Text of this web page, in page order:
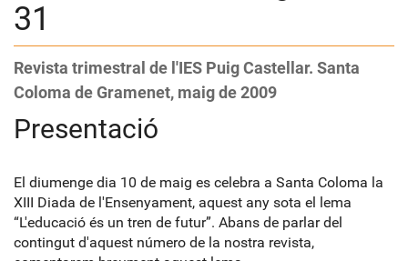
31
Revista trimestral de l'IES Puig Castellar. Santa
Coloma de Gramenet, maig de 2009
Presentació
El diumenge dia 10 de maig es celebra a Santa Coloma la
XIII Diada de l'Ensenyament, aquest any sota el lema
“L'educació és un tren de futur”. Abans de parlar del
contingut d'aquest número de la nostra revista,